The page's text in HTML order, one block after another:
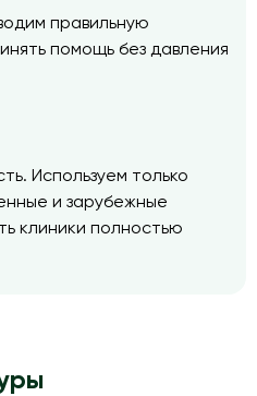
правильную
помощь без давления
Используем только
и зарубежные
клиники полностью